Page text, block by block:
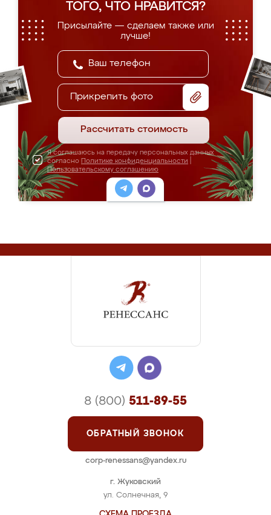
ТОГО, ЧТО НРАВИТСЯ?
Присылайте — сделаем также или
лучше!
Прикрепить фото
Рассчитать стоимость
Я соглашаюсь на передачу персональных данных
согласно Политике конфиденциальности
Пользовательскому соглашению
г. Жуковский
ул. Солнечная, 9
8 (800) 511-89-55
ОБРАТНЫЙ ЗВОНОК
corp-renessans@yandex.ru